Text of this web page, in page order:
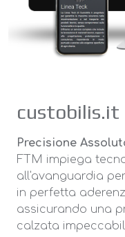
custobilis.it
Precisione
FTM impiega
all'avanguardia
in perfetta
assicurando una
calzata